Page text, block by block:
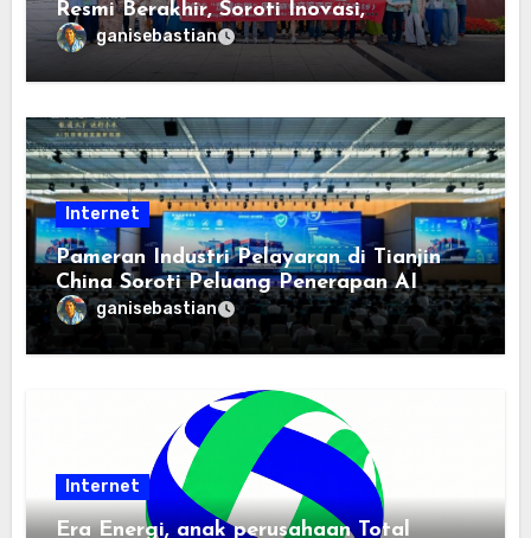
Resmi Berakhir, Soroti Inovasi,
Keterbukaan, dan Pembangunan
Berorientasi pada Masyarakat
ganisebastian
Internet
Pameran Industri Pelayaran di Tianjin
China Soroti Peluang Penerapan AI
ganisebastian
Internet
Era Energi, anak perusahaan Total